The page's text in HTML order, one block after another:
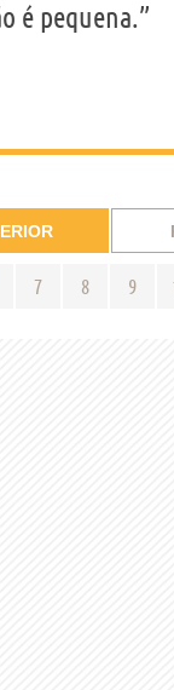
é pequena.”
7 8 9